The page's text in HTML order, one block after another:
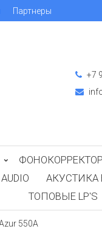
Партнеры
+7
АКУСТИКА
ТОПОВЫЕ LP'S
550A